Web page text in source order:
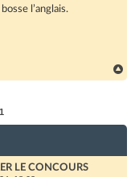
l’anglais.
a
1
LE CONCOURS